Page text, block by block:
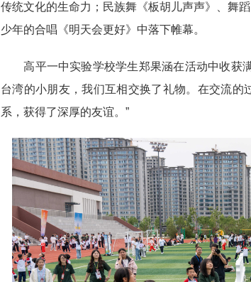
传统文化的生命力；民族舞《板胡儿声声》、舞
少年的合唱《明天会更好》中落下帷幕。
高平一中实验学校学生郑果涵在活动中收获满
台湾的小朋友，我们互相交换了礼物。在交流
系，获得了深厚的友谊。”